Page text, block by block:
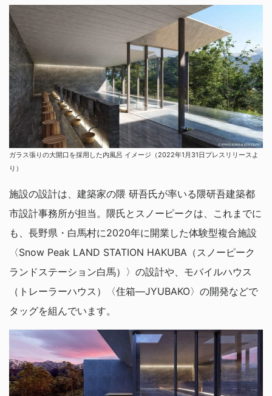
ガラス張りの大開口を採用した内風呂 イメージ（2022年1月31日プレスリリースよ
り）
施設の設計は、建築家の隈 研吾氏が率いる隈研吾建築都
市設計事務所が担当。隈氏とスノーピークは、これまでに
も、長野県・白馬村に2020年に開業した体験型複合施設
〈Snow Peak LAND STATION HAKUBA（スノーピーク
ランドステーション白馬）〉の設計や、モバイルハウス
（トレーラーハウス）〈住箱―JYUBAKO〉の開発などで
タッグを組んでいます。